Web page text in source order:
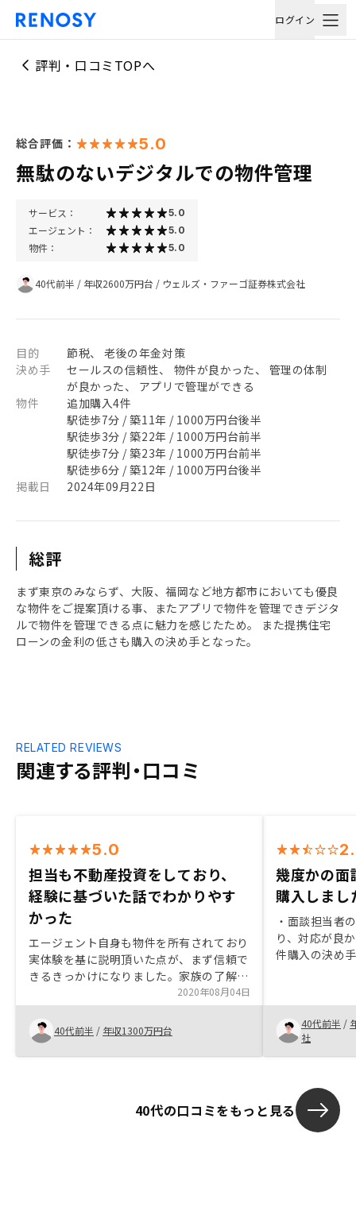
ログイン
評判・口コミTOPへ
総合評価： 5.0
無駄のないデジタルでの物件管理
サービス： 5.0
エージェント： 5.0
物件： 5.0
40代前半 / 年収2600万円台 / ウェルズ・ファーゴ証券株式会社
目的
節税、 老後の年金対策
決め手
セールスの信頼性、 物件が良かった、 管理の体制
が良かった、 アプリで管理ができる
物件
追加購入4件
駅徒歩7分 / 築11年 / 1000万円台後半
駅徒歩3分 / 築22年 / 1000万円台前半
駅徒歩7分 / 築23年 / 1000万円台前半
駅徒歩6分 / 築12年 / 1000万円台後半
掲載日
2024年09月22日
総評
まず東京のみならず、大阪、福岡など地方都市においても優良
な物件をご提案頂ける事、またアプリで物件を管理できデジタ
ルで物件を管理できる点に魅力を感じたため。 また提携住宅
ローンの金利の低さも購入の決め手となった。
関連する評判・口コミ
RELATED REVIEWS
5.0
担当も不動産投資をしており、
経験に基づいた話でわかりやす
かった
エージェント自身も物件を所有されており
実体験を基に説明頂いた点が、まず信頼で
きるきっかけになりました。家族の了解を
取るまでの個人的な事情にも理解を頂き、
粘り強く物件を紹介いただいた点もとても
満足しています。ビデオ会議やチャットで
の問い合わせ対応など、対面に取って代わ
るオプション提示があると望ましいです。
2020年08月04日
40代前半 / 年収1300万円台
幾度かの面
購入しまし
・面談担当者
り、対応が良
件購入の決め
ず、紹介して
が良いものだ
件量を多く保
件もあり中古
力、コミュニ
もっと良くな
40代前半 /
社
40代の口コミをもっと見る